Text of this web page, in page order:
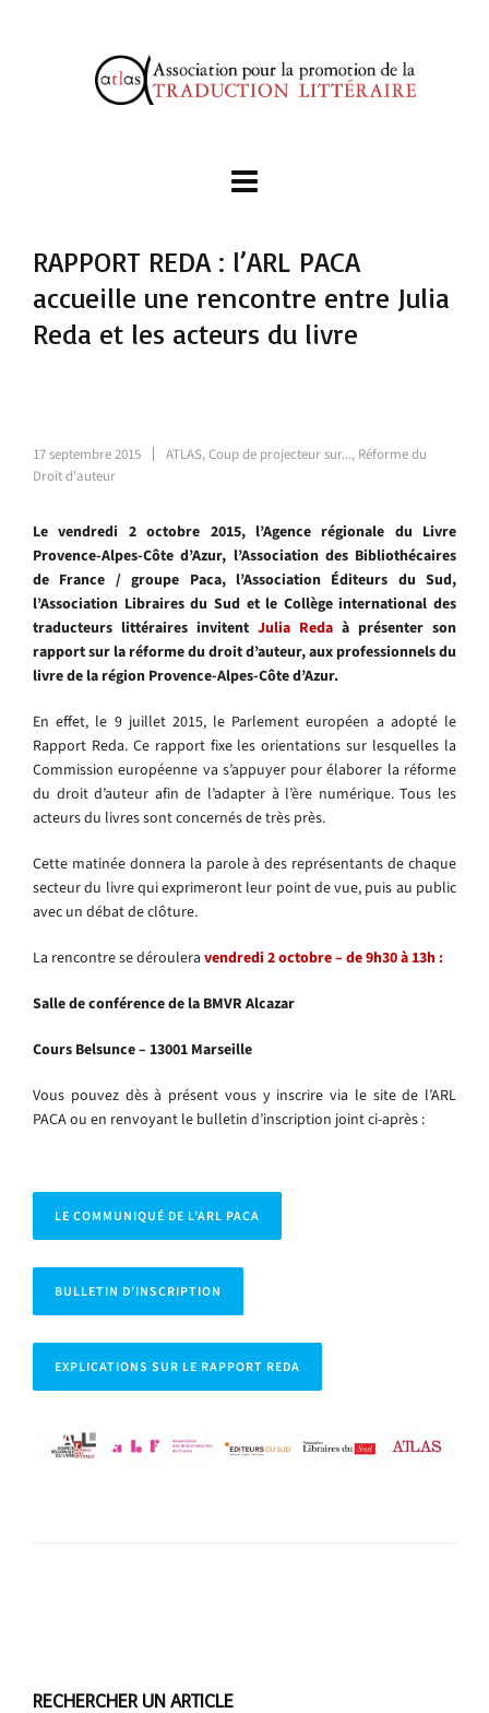
RAPPORT REDA : l’ARL PACA
accueille une rencontre entre Julia
Reda et les acteurs du livre
17 septembre 2015 ATLAS,Coup de projecteur sur..., Réforme du
Droit d'auteur
Le vendredi 2 octobre 2015, l’Agence régionale du Livre
Provence-Alpes-Côte d’Azur, l’Association des Bibliothécaires
de France / groupe Paca, l’Association Éditeurs du Sud,
l’Association Libraires du Sud et le Collège international des
traducteurs littéraires invitent Julia Reda à présenter son
rapport sur la réforme du droit d’auteur, aux professionnels du
livre de la région Provence-Alpes-Côte d’Azur.
En effet, le 9 juillet 2015, le Parlement européen a adopté le
Rapport Reda. Ce rapport fixe les orientations sur lesquelles la
Commission européenne va s’appuyer pour élaborer la réforme
du droit d’auteur afin de l’adapter à l’ère numérique. Tous les
acteurs du livres sont concernés de très près.
Cette matinée donnera la parole à des représentants de chaque
secteur du livre qui exprimeront leur point de vue, puis au public
avec un débat de clôture.
La rencontre se déroulera vendredi 2 octobre – de 9h30 à 13h :
Salle de conférence de la BMVR Alcazar
Cours Belsunce – 13001 Marseille
Vous pouvez dès à présent vous y inscrire via le site de l’ARL
PACA ou en renvoyant le bulletin d’inscription joint ci-après :
LE COMMUNIQUÉ DE L'ARL PACA
BULLETIN D'INSCRIPTION
EXPLICATIONS SUR LE RAPPORT REDA
RECHERCHER UN ARTICLE